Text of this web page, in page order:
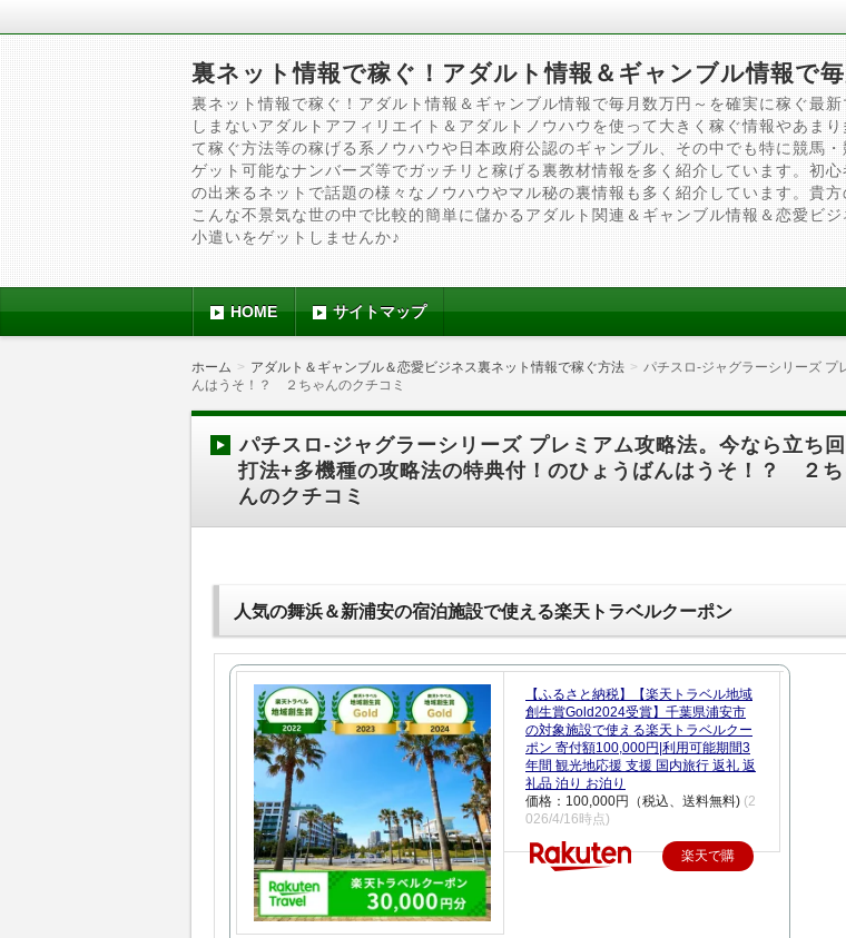
裏ネット情報で稼ぐ！アダルト情報＆ギャンブル情報で
裏ネット情報で稼ぐ！アダルト情報＆ギャンブル情報で毎月数万円～を確実に稼ぐ最
しまないアダルトアフィリエイト＆アダルトノウハウを使って大きく稼ぐ情報やあま
て稼ぐ方法等の稼げる系ノウハウや日本政府公認のギャンブル、その中でも特に競馬
ゲット可能なナンバーズ等でガッチリと稼げる裏教材情報を多く紹介しています。初
の出来るネットで話題の様々なノウハウやマル秘の裏情報も多く紹介しています。貴
こんな不景気な世の中で比較的簡単に儲かるアダルト関連＆ギャンブル情報＆恋愛ビ
小遣いをゲットしませんか♪
HOME サイトマップ
ホーム アダルト＆ギャンブル＆恋愛ビジネス裏ネット情報で稼ぐ方法
パチスロ-ジャグラーシリーズ プ
んはうそ！？ ２ちゃんのクチコミ
パチスロ-ジャグラーシリーズ プレミアム攻略法。今なら立ち回
打法+多機種の攻略法の特典付！のひょうばんはうそ！？ ２ち
んのクチコミ
人気の舞浜＆新浦安の宿泊施設で使える楽天トラベルクーポン
【ふるさと納税】【楽天トラベル地域
創生賞Gold2024受賞】千葉県浦安市
の対象施設で使える楽天トラベルクー
ポン 寄付額100,000円|利用可能期間3
年間 観光地応援 支援 国内旅行 返礼 返
礼品 泊り お泊り
価格：100,000円（税込、送料無料) (2
026/4/16時点)
楽天で購